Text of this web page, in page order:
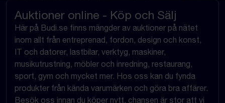
Auktioner online - Köp och Sälj
Här på Budi.se finns mängder av auktioner på nätet
inom allt från entreprenad, fordon, design och konst,
IT och datorer, lastbilar, verktyg, maskiner,
musikutrustning, möbler och inredning, restaurang,
sport, gym och mycket mer. Hos oss kan du fynda
produkter från kända varumärken och göra bra affärer.
Besök oss innan du köper nytt, chansen är stor att vi